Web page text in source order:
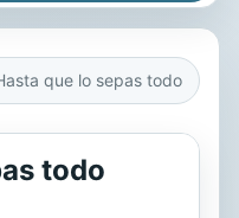
que lo sepas todo
todo